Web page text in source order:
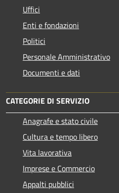
Uffici
Enti e fondazioni
Politici
Personale Amministrativo
Documenti e dati
CATEGORIE DI SERVIZIO
Anagrafe e stato civile
Cultura e tempo libero
Vita lavorativa
Imprese e Commercio
Appalti pubblici